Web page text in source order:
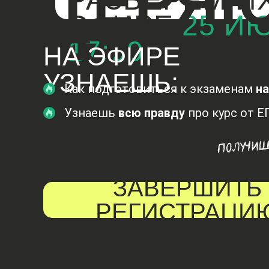
ЭФИРЕ25
17:00
НА ЭФИРЕ
УЗНАЕШЬ:
Как подготовиться к экзаменам
Узнаешь всю правду про курс от
ЗАВЕРШИТЬ